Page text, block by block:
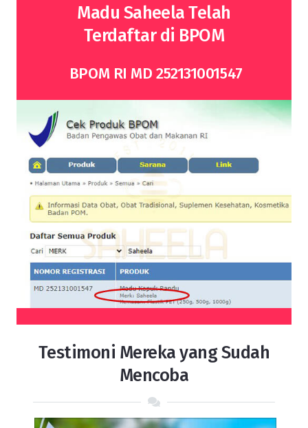
Madu Saheela Telah
Terdaftar di BPOM
BPOM RI MD 252131001547
Testimoni Mereka yang Sudah
Mencoba